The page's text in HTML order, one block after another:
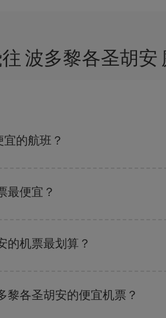
波多黎各圣胡
的航班？
最便宜？
。 此外，您还可以查看我们每天提供的不同航
的机票最划算？
黎各圣胡安的便宜机票？